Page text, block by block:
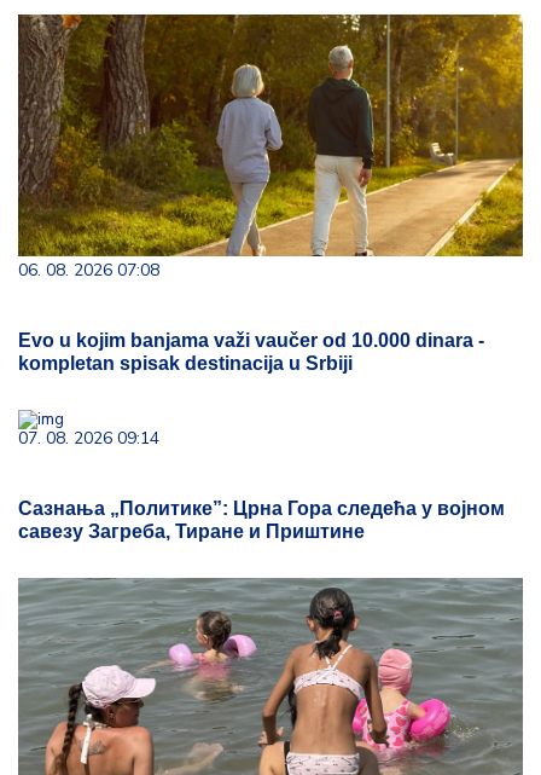
06. 08. 2026 07:08
Evo u kojim banjama važi vaučer od 10.000 dinara -
kompletan spisak destinacija u Srbiji
07. 08. 2026 09:14
Сазнања „Политике”: Црна Гора следећа у војном
савезу Загреба, Тиране и Приштине